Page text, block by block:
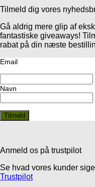
Tilmeld dig vores
Gå aldrig mere glip af
fantastiske giveaways!
rabat på din næste
Email
Navn
Anmeld os på trustpilot
Se hvad vores kunder
Trustpilot